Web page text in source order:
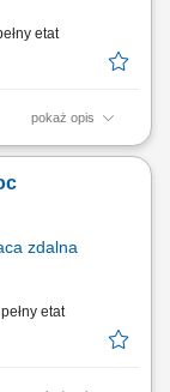
etat
pokaż opis
procesów
zdalna
pełny etat